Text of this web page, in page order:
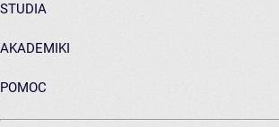
STUDIA
AKADEMIKI
POMOC